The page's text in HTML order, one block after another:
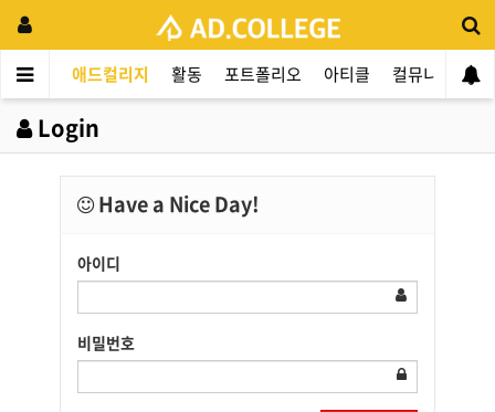
애드컬리지 활동 포트폴리오 아티클 컬뮤니티
Login
Have a Nice Day!
아이디
비밀번호